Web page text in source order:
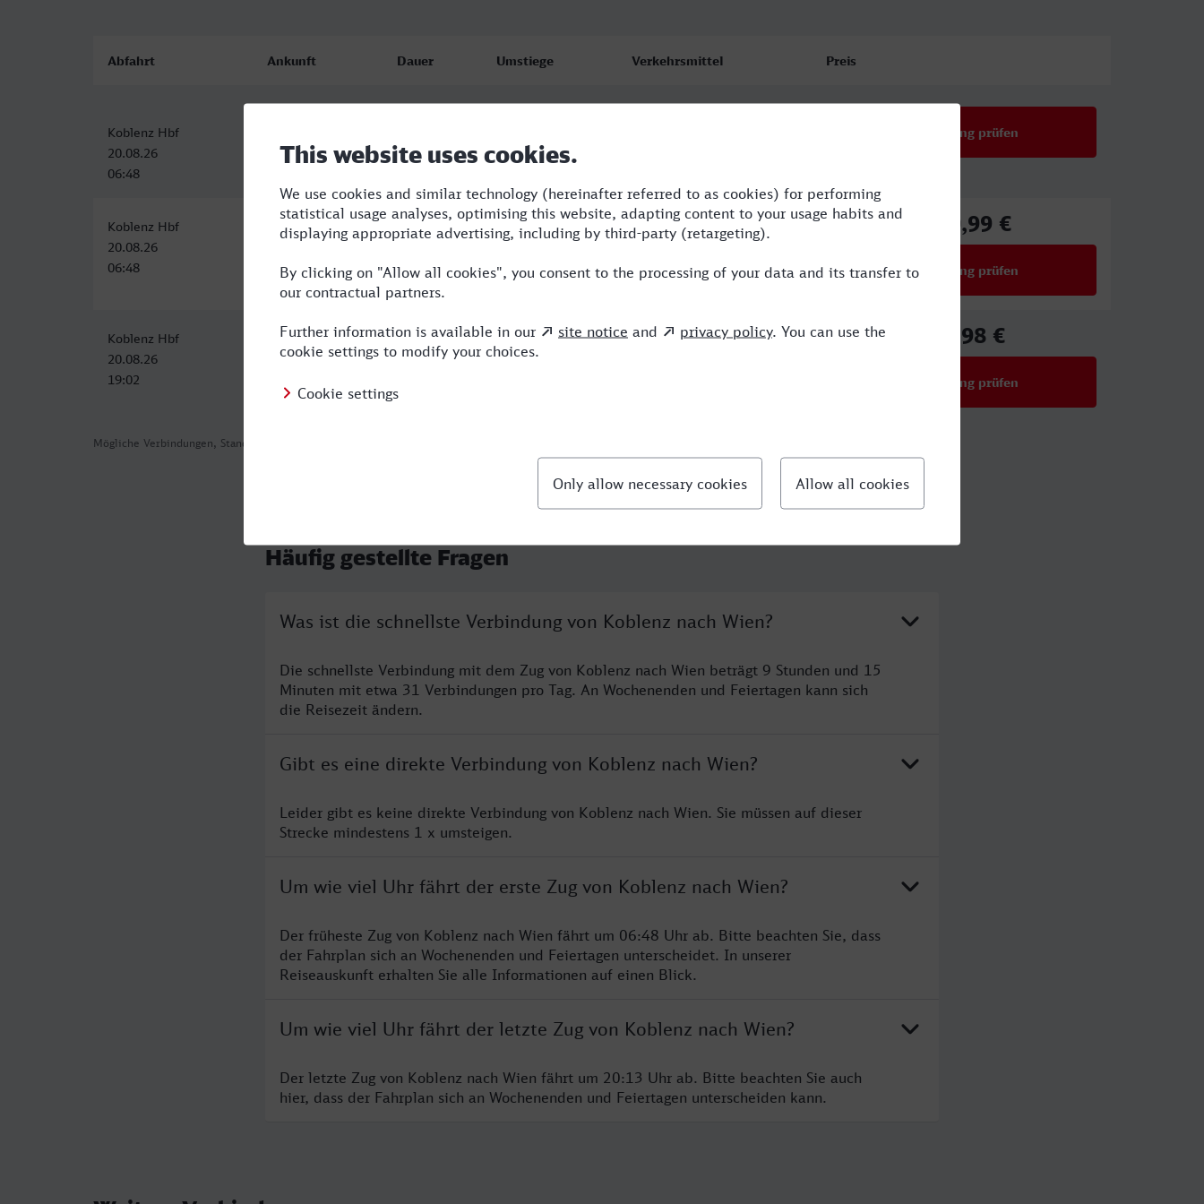
Mögliche Verbindungen, Stand: 2026-08-06 01:24
Abfahrt Ankunft Dauer Umstiege Verkehrsmittel Preis
Koblenz Hbf
20.08.26
06:48
20.08.26
Verbindung prüfen
Koblenz Hbf
20.08.26
06:48
Wien Hbf
16:32
9:44 RJX,ICE,HLB 100,99 €
Verbindung prüfen
Koblenz Hbf
20.08.26
19:02
Wien Hbf
21.08.26
14:30 4 RJX,RE,BRB,ICE 70,98 €
Verbindung prüfen
Häufig gestellte Fragen
Was ist die schnellste Verbindung von Koblenz nach Wien?
Die schnellste Verbindung mit dem Zug von Koblenz nach Wien beträgt 9 Stunden und 15
Minuten mit etwa 31 Verbindungen pro Tag. An Wochenenden und Feiertagen kann sich
die Reisezeit ändern.
Gibt es eine direkte Verbindung von Koblenz nach Wien?
Leider gibt es keine direkte Verbindung von Koblenz nach Wien. Sie müssen auf dieser
Strecke mindestens 1 x umsteigen.
Um wie viel Uhr fährt der erste Zug von Koblenz nach Wien?
Der früheste Zug von Koblenz nach Wien fährt um 06:48 Uhr ab. Bitte beachten Sie, dass
der Fahrplan sich an Wochenenden und Feiertagen unterscheidet. In unserer
Reiseauskunft erhalten Sie alle Informationen auf einen Blick.
Um wie viel Uhr fährt der letzte Zug von Koblenz nach Wien?
Der letzte Zug von Koblenz nach Wien fährt um 20:13 Uhr ab. Bitte beachten Sie auch
hier, dass der Fahrplan sich an Wochenenden und Feiertagen unterscheiden kann.